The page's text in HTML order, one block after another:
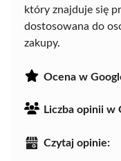
który znajduje się
dostosowana do
zakupy.
Ocena w
Liczba opinii w
Czytaj opinie: